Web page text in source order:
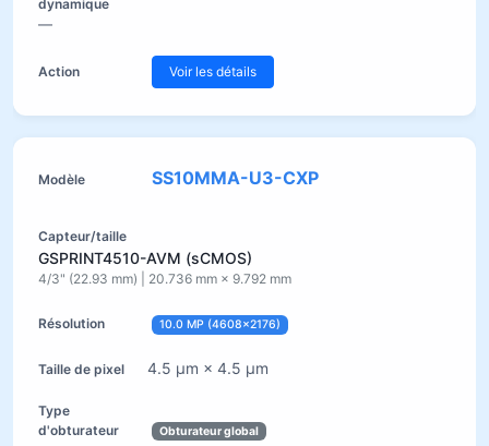
—
Voir les détails
SS10MMA-U3-CXP
GSPRINT4510-AVM (sCMOS)
4/3" (22.93 mm) | 20.736 mm × 9.792 mm
10.0 MP (4608×2176)
4.5 µm × 4.5 µm
Obturateur global